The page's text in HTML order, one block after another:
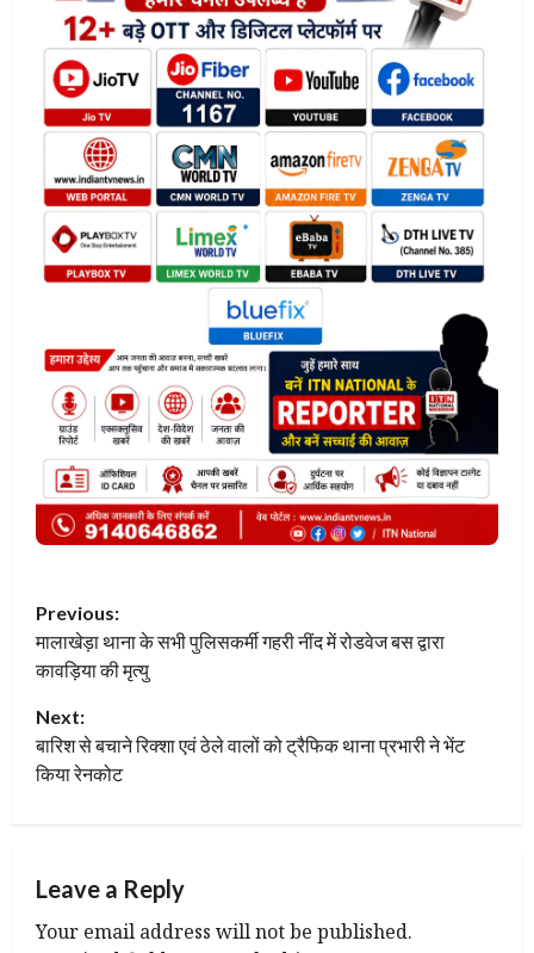
Previous:
मालाखेड़ा थाना के सभी पुलिसकर्मी गहरी नींद में रोडवेज बस द्वारा
कावड़िया की मृत्यु
Next:
बारिश से बचाने रिक्शा एवं ठेले वालों को ट्रैफिक थाना प्रभारी ने भेंट
किया रेनकोट
Leave a Reply
Your email address will not be published.